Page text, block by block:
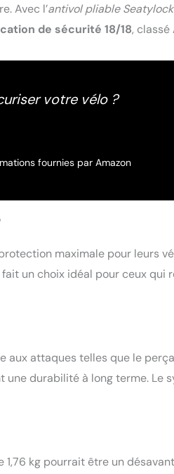
Avec l’antivol pliable
de sécurité 18/18, classé
votre vélo ?
fournies par Amazon
maximale pour leurs
un choix idéal pour ceux
aux attaques telles que le
durabilité à long terme. Le
kg pourrait être un